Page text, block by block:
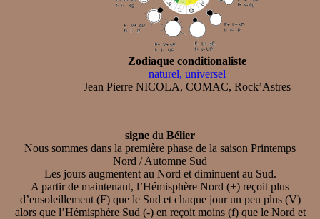
Zodiaque conditionaliste
naturel, universel
Jean Pierre NICOLA, COMAC, Rock’Astres
signe du Bélier
Nous sommes dans la première phase de la saison Printemps
Nord / Automne Sud
Les jours augmentent au Nord et diminuent au Sud.
A partir de maintenant, l’Hémisphère Nord (+) reçoit plus
d’ensoleillement (F) que le Sud et chaque jour un peu plus (V)
alors que l’Hémisphère Sud (-) en reçoit moins (f) que le Nord et